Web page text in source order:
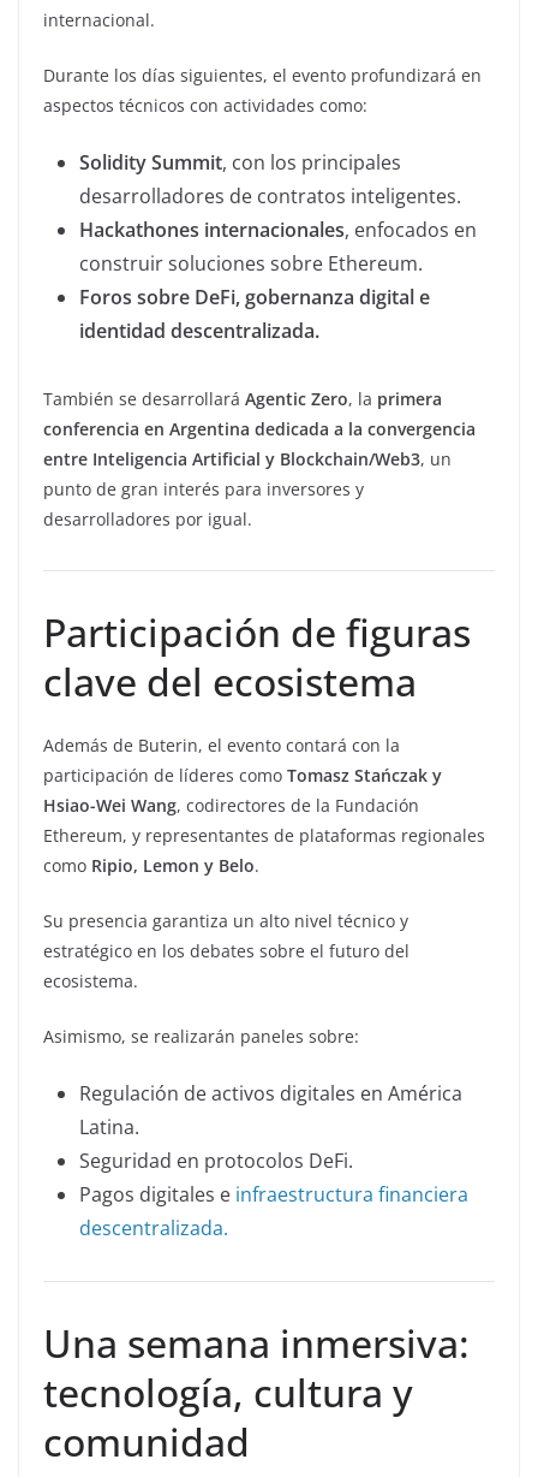
internacional.
Durante los días siguientes, el evento profundizará en
aspectos técnicos con actividades como:
Solidity Summit, con los principales
desarrolladores de contratos inteligentes.
Hackathones internacionales, enfocados en
construir soluciones sobre Ethereum.
Foros sobre DeFi, gobernanza digital e
identidad descentralizada.
También se desarrollará Agentic Zero, la primera
conferencia en Argentina dedicada a la convergencia
entre Inteligencia Artificial y Blockchain/Web3, un
punto de gran interés para inversores y
desarrolladores por igual.
Participación de figuras
clave del ecosistema
Además de Buterin, el evento contará con la
participación de líderes como Tomasz Stańczak y
Hsiao-Wei Wang, codirectores de la Fundación
Ethereum, y representantes de plataformas regionales
como Ripio, Lemon y Belo.
Su presencia garantiza un alto nivel técnico y
estratégico en los debates sobre el futuro del
ecosistema.
Asimismo, se realizarán paneles sobre:
Regulación de activos digitales en América
Latina.
Seguridad en protocolos DeFi.
Pagos digitales e infraestructura financiera
descentralizada.
Una semana inmersiva:
tecnología, cultura y
comunidad